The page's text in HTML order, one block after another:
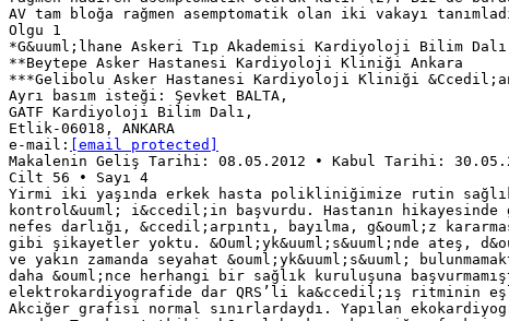
AV tam bloğa rağmen asemptomatik olan iki vakayı
Olgu 1
*G&uuml;lhane Askeri Tıp Akademisi Kardiyoloji Bilim Dalı
**Beytepe Asker Hastanesi Kardiyoloji Kliniği Ankara
***Gelibolu Asker Hastanesi Kardiyoloji Kliniği
Ayrı basım isteği: Şevket BALTA,
GATF Kardiyoloji Bilim Dalı,
Etlik-06018, ANKARA
e-mail:
[email protected]
Makalenin Geliş Tarihi: 08.05.2012 • Kabul Tarihi:
Cilt 56 • Sayı 4
Yirmi iki yaşında erkek hasta polikliniğimize rutin
kontrol&uuml; i&ccedil;in başvurdu. Hastanın hikayesinde
nefes darlığı, &ccedil;arpıntı, bayılma, g&ouml;z
gibi şikayetler yoktu. &Ouml;yk&uuml;s&uuml;nde ateş,
ve yakın zamanda seyahat &ouml;yk&uuml;s&uuml;
daha &ouml;nce herhangi bir sağlık kuruluşuna
elektrokardiyografide dar QRS’li ka&ccedil;ış ritminin
Akciğer grafisi normal sınırlardaydı. Yapılan